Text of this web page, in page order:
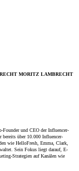
MORITZ LAMBRECHT
Founder und CEO der Influencer-
bereits über 10.000 Influencer-
wie HelloFresh, Emma, Clark,
Sein Fokus liegt darauf, E-
Strategien auf Kanälen wie